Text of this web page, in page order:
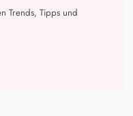
Trends, Tipps und